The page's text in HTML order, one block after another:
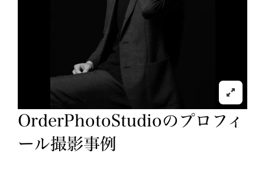
OrderPhotoStudioのプロフィ
ール撮影事例